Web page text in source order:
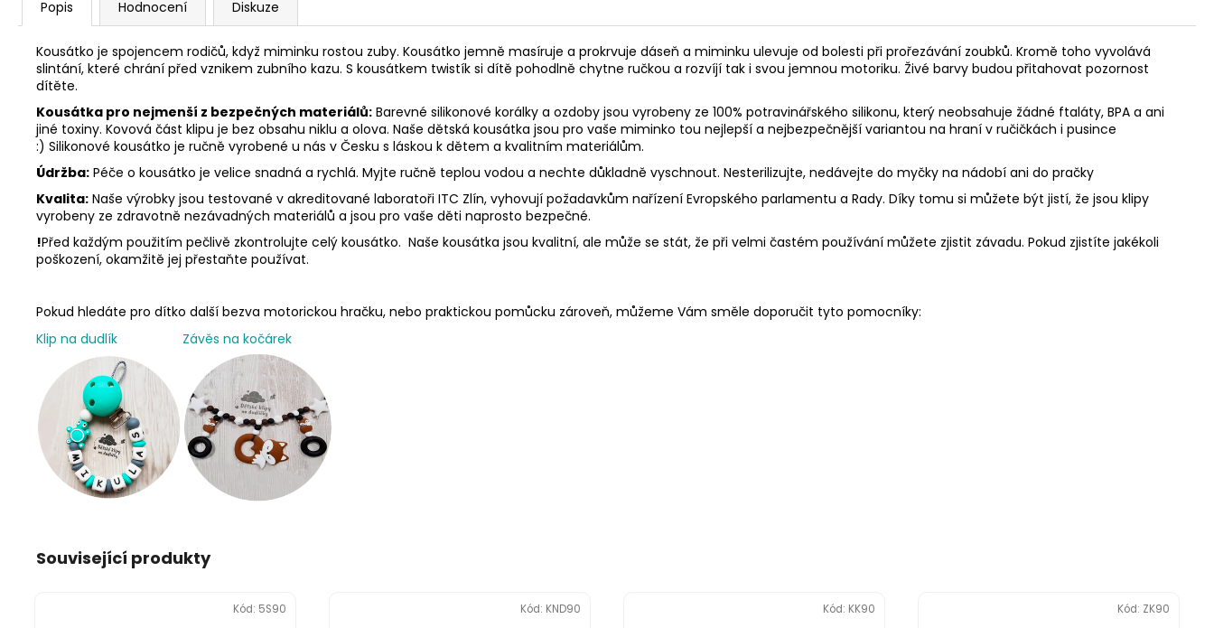
Popis Hodnocení Diskuze
Kousátko je spojencem rodičů, když miminku rostou zuby. Kousátko jemně masíruje a prokrvuje dáseň a miminku ulevuje od bolesti při prořezávání zoubků. Kromě toho vyvolává
slintání, které chrání před vznikem zubního kazu. S kousátkem twistík si dítě pohodlně chytne ručkou a rozvíjí tak i svou jemnou motoriku. Živé barvy budou přitahovat pozornost
dítěte.
Kousátka pro nejmenší z bezpečných materiálů: Barevné silikonové korálky a ozdoby jsou vyrobeny ze 100% potravinářského silikonu, který neobsahuje žádné ftaláty, BPA a ani
jiné toxiny. Kovová část klipu je bez obsahu niklu a olova. Naše dětská kousátka jsou pro vaše miminko tou nejlepší a nejbezpečnější variantou na hraní v ručičkách i pusince
:) Silikonové kousátko je ručně vyrobené u nás v Česku s láskou k dětem a kvalitním materiálům.
Údržba: Péče o kousátko je velice snadná a rychlá. Myjte ručně teplou vodou a nechte důkladně vyschnout. Nesterilizujte, nedávejte do myčky na nádobí ani do pračky
Kvalita: Naše výrobky jsou testované v akreditované laboratoři ITC Zlín, vyhovují požadavkům nařízení Evropského parlamentu a Rady. Díky tomu si můžete být jistí, že jsou klipy
vyrobeny ze zdravotně nezávadných materiálů a jsou pro vaše děti naprosto bezpečné.
!Před každým použitím pečlivě zkontrolujte celý kousátko. Naše kousátka jsou kvalitní, ale může se stát, že při velmi častém používání můžete zjistit závadu. Pokud zjistíte jakékoli
poškození, okamžitě jej přestaňte používat.
Pokud hledáte pro dítko další bezva motorickou hračku, nebo praktickou pomůcku zároveň, můžeme Vám směle doporučit tyto pomocníky:
Klip na dudlík
Závěs na kočárek
Související produkty
Kód: 5S90 Kód: KND90 Kód: KK90 Kód: ZK90